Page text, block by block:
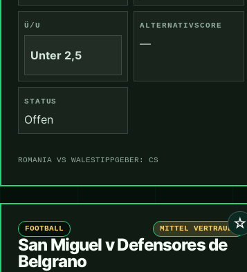
Ü/U
Unter 2,5
ALTERNATIVSCORE
—
STATUS
Offen
ROMANIA VS WALESTIPPGEBER: CS
☆
FOOTBALL MITTEL VERTRAUEN
San Miguel v Defensores de
Belgrano